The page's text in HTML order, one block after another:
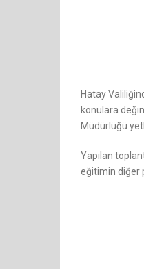
Hatay
konulara
Müdürlüğü
Yapılan
eğitimin diğer